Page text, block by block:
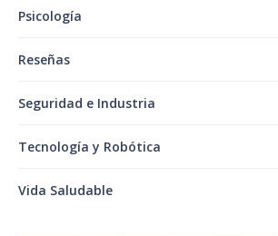
Psicología
Reseñas
Seguridad e Industria
Tecnología y Robótica
Vida Saludable